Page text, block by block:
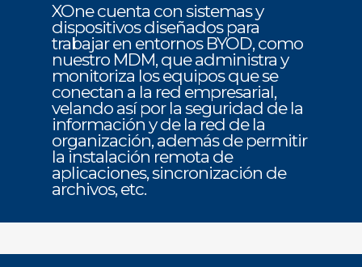
XOne cuenta con sistemas y
dispositivos diseñados para
trabajar en entornos BYOD, como
nuestro MDM, que administra y
monitoriza los equipos que se
conectan a la red empresarial,
velando así por la seguridad de la
información y de la red de la
organización, además de permitir
la instalación remota de
aplicaciones, sincronización de
archivos, etc.